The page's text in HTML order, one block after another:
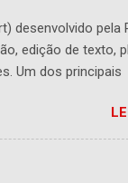
desenvolvido pela
edição de texto,
Um dos principais
tratar de um
de vários